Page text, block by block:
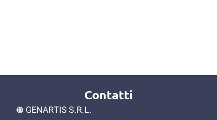
Contatti
GENARTIS S.R.L.